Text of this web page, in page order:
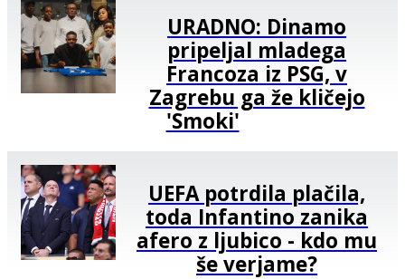
URADNO: Dinamo
pripeljal mladega
Francoza iz PSG, v
Zagrebu ga že kličejo
'Smoki'
UEFA potrdila plačila,
toda Infantino zanika
afero z ljubico - kdo mu
še verjame?